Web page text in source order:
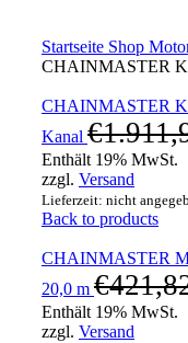
Startseite Shop
CHAINMASTER
CHAINMASTER
Kanal €
Enthält 19% MwSt.
zzgl. Versand
Lieferzeit: nicht
Back to products
CHAINMASTER
20,0 m €
Enthält 19% MwSt.
zzgl. Versand